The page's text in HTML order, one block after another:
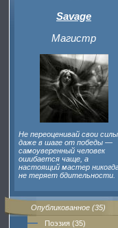
Savage
Магистр
Не переоценивай свои силы
даже в шаге от победы —
самоуверенный человек
ошибается чаще, а
настоящий мастер
не теряет бдительности.
Опубликованное (35)
Поэзия (35)